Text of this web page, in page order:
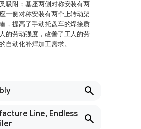
吸附；基座两侧对称安装有两
一侧对称安装有两个上转动架
，提高了手动托盘车的焊接质
的劳动强度，改善了工人的劳
自动化补焊加工需求。
Line, Endless